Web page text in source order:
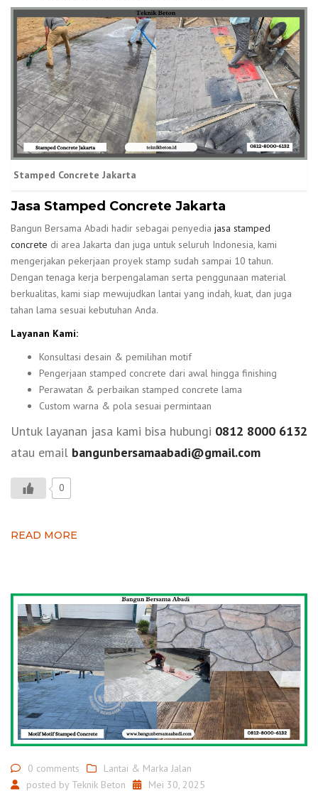
Stamped Concrete Jakarta
Jasa Stamped Concrete Jakarta
Bangun Bersama Abadi hadir sebagai penyedia jasa stamped
concrete di area Jakarta dan juga untuk seluruh Indonesia, kami
mengerjakan pekerjaan proyek stamp sudah sampai 10 tahun.
Dengan tenaga kerja berpengalaman serta penggunaan material
berkualitas, kami siap mewujudkan lantai yang indah, kuat, dan juga
tahan lama sesuai kebutuhan Anda.
Layanan Kami:
Konsultasi desain & pemilihan motif
Pengerjaan stamped concrete dari awal hingga finishing
Perawatan & perbaikan stamped concrete lama
Custom warna & pola sesuai permintaan
Untuk layanan jasa kami bisa hubungi 0812 8000 6132
atau email bangunbersamaabadi@gmail.com
0
READ MORE
0 comments
Lantai & Marka Jalan
posted by Teknik Beton Mei 30, 2025